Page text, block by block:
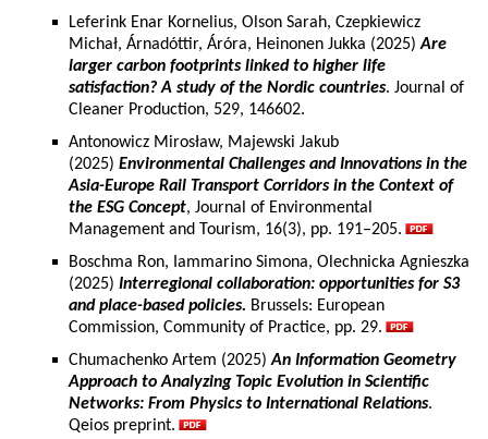
Leferink Enar Kornelius, Olson Sarah, Czepkiewicz
Michał, Árnadóttir, Áróra, Heinonen Jukka (2025)Are
larger carbon footprints linked to higher life
satisfaction? A study of the Nordic countries. Journal of
Cleaner Production, 529, 146602.
Antonowicz Mirosław, Majewski Jakub
(2025) Environmental Challenges and Innovations in the
Asia-Europe Rail Transport Corridors in the Context of
the ESG Concept, Journal of Environmental
Management and Tourism, 16(3), pp. 191–205.
Boschma Ron, Iammarino Simona, Olechnicka Agnieszka
(2025) Interregional collaboration: opportunities for S3
and place-based policies. Brussels: European
Commission, Community of Practice, pp. 29.
Chumachenko Artem (2025)An Information Geometry
Approach to Analyzing Topic Evolution in Scientific
Networks: From Physics to International Relations.
Qeios preprint.